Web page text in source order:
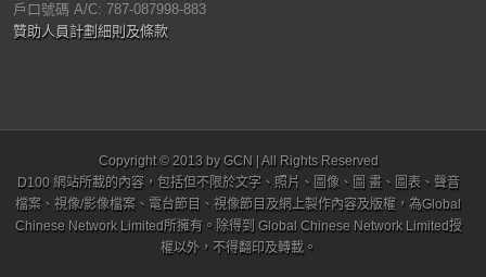
戶口號碼 A/C: 787-087998-883
贊助人員計劃細則及條款
Copyright © 2013 by GCN | All Rights Reserved
D100 網站所載的內容，包括但不限於文字、照片、圖像、圖 畫、圖表、聲音
檔案、視像/影像檔案、電台節目、視像節目及網上製作內容及版權，為Global
Chinese Network Limited所擁有。除得到 Global Chinese Network Limited授
權以外，不得翻印及轉載。